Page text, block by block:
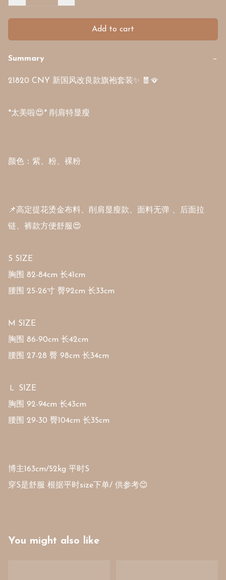
Add to cart
Summary −
21820 CNY 新国风改良款旗袍套装✨ 🧧🪭
*太美啦😍* 削肩特显瘦
颜色：紫、粉、裸粉
📌高定提花烫金布料、削肩显瘦款、面料无弹 、后面拉
链、裤款方便舒服😍
S SIZE
胸围 82-84cm 长41cm
腰围 25-26寸 臀92cm 长33cm
M SIZE
胸围 86-90cm 长42cm
腰围 27-28 臀 98cm 长34cm
Ｌ SIZE
胸围 92-94cm 长43cm
腰围 29-30 臀104cm 长35cm
博主163cm/52kg 平时S
穿S是舒服 根据平时size下单/ 供参考😊
You might also like